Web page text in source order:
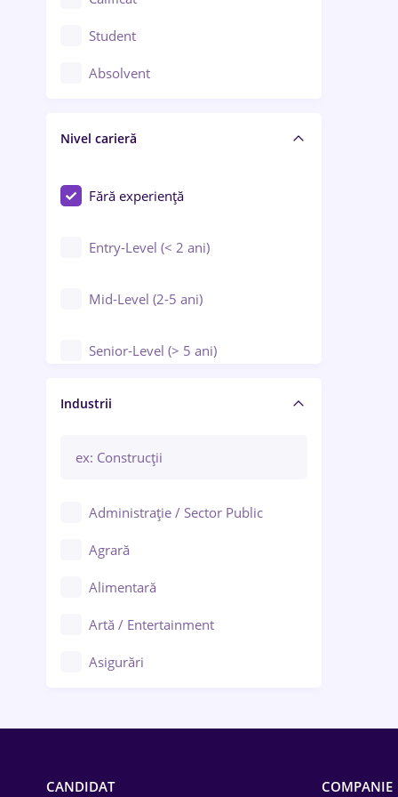
Construcții / Instalații
Controlul calității
Educație / Training / Arte
Student
Absolvent
Nivel carieră
Fără experiență
Entry-Level (< 2 ani)
Mid-Level (2-5 ani)
Senior-Level (> 5 ani)
Manager / Executiv
Industrii
Administrație / Sector Public
Agrară
Alimentară
Artă / Entertainment
Asigurări
CANDIDAT COMPANIE